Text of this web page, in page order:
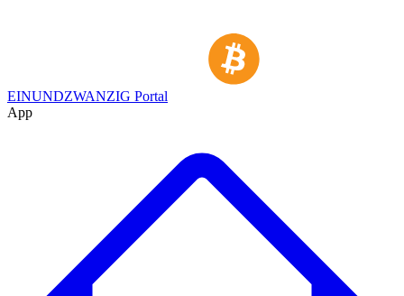
EINUNDZWANZIG Portal
App